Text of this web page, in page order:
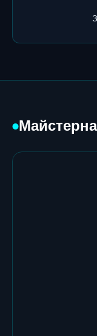
●Майстерна